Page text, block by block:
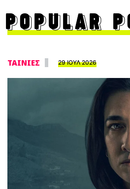
POPULAR
ΤΑΙΝΙΕΣ 29 ΙΟΥΛ 2026